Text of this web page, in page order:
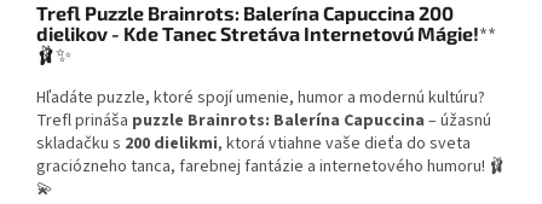
Trefl Puzzle Brainrots: Balerína Capuccina 200
dielikov - Kde Tanec Stretáva Internetovú Mágie!**
🩰✨
Hľadáte puzzle, ktoré spojí umenie, humor a modernú kultúru?
Trefl prináša puzzle Brainrots: Balerína Capuccina – úžasnú
skladačku s 200 dielikmi, ktorá vtiahne vaše dieťa do sveta
graciózneho tanca, farebnej fantázie a internetového humoru! 🩰
💫